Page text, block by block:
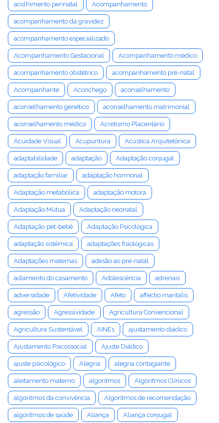
acolhimento perinatal Acompanhamento
acompanhamento da gravidez
acompanhamento especializado
Acompanhamento Gestacional Acompanhamento médico
acompanhamento obstétrico acompanhamento pré-natal
Acompanhante Aconchego aconselhamento
aconselhamento genético aconselhamento matrimonial
aconselhamento médico Acretismo Placentário
Acuidade Visual Acupuntura Acústica Arquitetônica
adaptabilidade adaptação Adaptação conjugal
adaptação familiar adaptação hormonal
Adaptação metabólica adaptação motora
Adaptação Mútua Adaptação neonatal
Adaptação pet-bebê Adaptação Psicológica
adaptação sistêmica adaptações fisiológicas
Adaptações maternas adesão ao pré-natal
adiamento do casamento Adolescência adrenais
adversidade Afetividade Afeto affectio maritalis
agressão Agressividade Agricultura Convencional
Agricultura Sustentável AINEs ajustamento diádico
Ajustamento Psicossocial Ajuste Diádico
ajuste psicológico Alegria alegria contagiante
aleitamento materno algoritmos Algoritmos Clínicos
algoritmos da convivência Algoritmos de recomendação
algoritmos de saúde Aliança Aliança conjugal